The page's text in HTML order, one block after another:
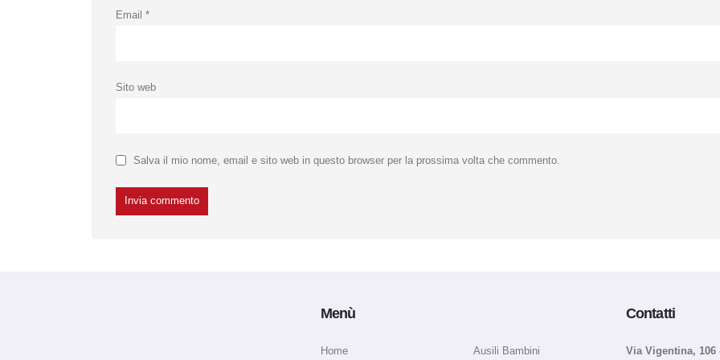
Email *
Sito web
Salva il mio nome, email e sito web in questo browser per la prossima volta che commento.
Menù
Home Ausili Bambini
Contatti
Via Vigentina, 106